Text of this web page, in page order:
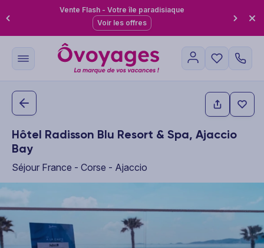
Vente Flash - Votre île paradisiaque
Voir les offres
Hôtel Radisson Blu Resort & Spa, Ajaccio
Bay
Séjour France - Corse - Ajaccio
This carousel shows one large product image at a time. Use the